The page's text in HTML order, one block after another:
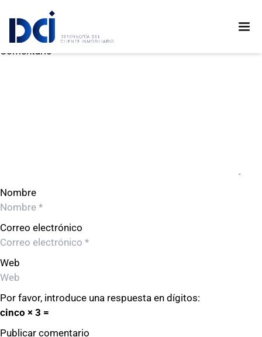
CORPORACION INMOBILIARIA FERMONT S.A.C
Deja un comentario
Comentario
Nombre
Correo electrónico
Web
Por favor, introduce una respuesta en dígitos:
cinco × 3 =